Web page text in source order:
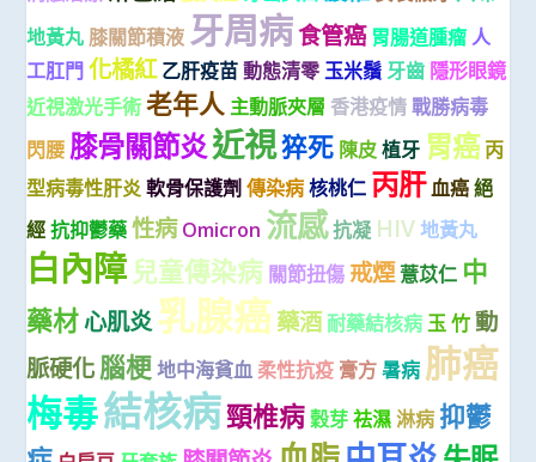
地黃丸 膝關節積液 牙周病食管癌 胃腸道腫瘤 人
工肛門 化橘紅 乙肝疫苗 動態清零玉米鬚 牙齒 隱形眼鏡
近視激光手術 老年人 主動脈夾層 香港疫情 戰勝病毒
閃腰 膝骨關節炎近視猝死 陳皮 植牙 胃癌 丙
型病毒性肝炎 軟骨保護劑 傳染病 核桃仁 丙肝血癌 絕
經 抗抑鬱藥 性病 Omicron 流感抗凝 HIV 地黃丸
白內障 兒童傳染病 關節扭傷 戒煙薏苡仁 中
藥材心肌炎乳腺癌藥酒耐藥結核病 玉 竹 動
脈硬化腦梗 地中海貧血 柔性抗疫 膏方 暑病 肺癌
梅毒結核病頸椎病 穀芽 祛濕 淋病 抑鬱